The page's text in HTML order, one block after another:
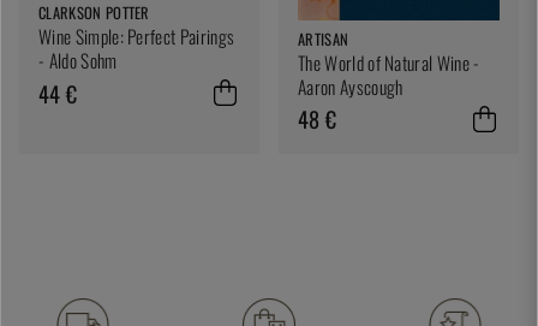
CLARKSON POTTER
Wine Simple: Perfect Pairings
- Aldo Sohm
44 €
ARTISAN
The World of Natural Wine -
Aaron Ayscough
48 €